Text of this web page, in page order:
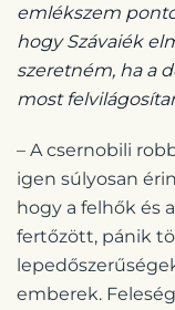
emlékszem
hogy Szávaiék
szeretném, ha a
most
– A csernobili
igen súlyosan
hogy a felhők és
fertőzött, pánik
emberek.